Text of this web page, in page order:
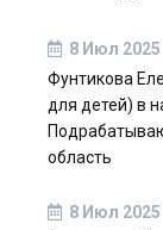
8 Июл 2025
Фунтикова
для детей) в
область
8 Июл 2025